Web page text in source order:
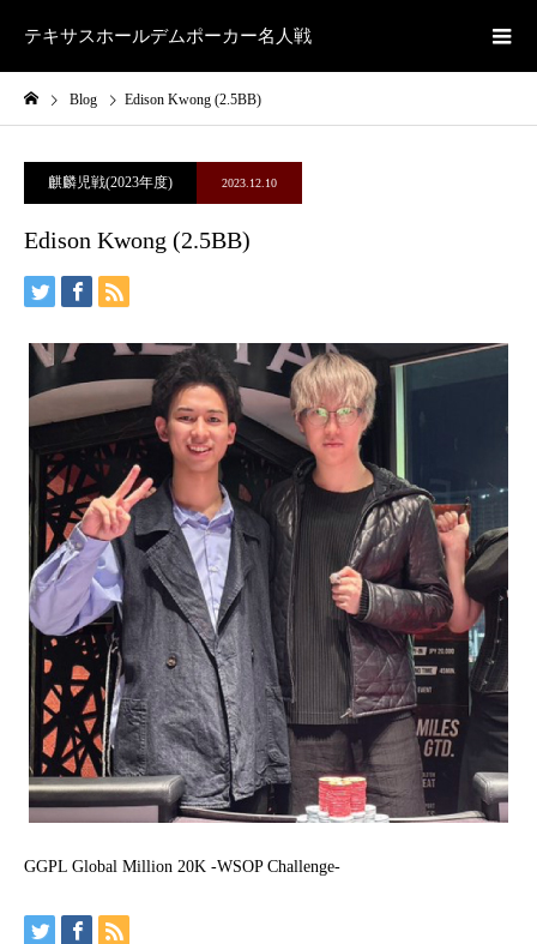
テキサスホールデムポーカー名人戦
Blog Edison Kwong (2.5BB)
麒麟児戦(2023年度) 2023.12.10
Edison Kwong (2.5BB)
GGPL Global Million 20K -WSOP Challenge-